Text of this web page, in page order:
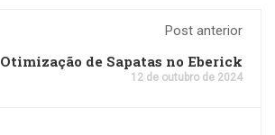
Post anterior
Otimização de Sapatas no Eberick
12 de outubro de 2024